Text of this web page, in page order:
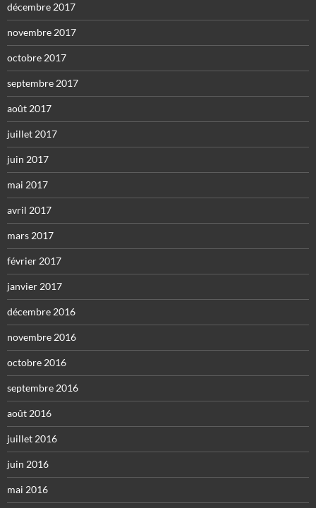
décembre 2017
novembre 2017
octobre 2017
septembre 2017
août 2017
juillet 2017
juin 2017
mai 2017
avril 2017
mars 2017
février 2017
janvier 2017
décembre 2016
novembre 2016
octobre 2016
septembre 2016
août 2016
juillet 2016
juin 2016
mai 2016